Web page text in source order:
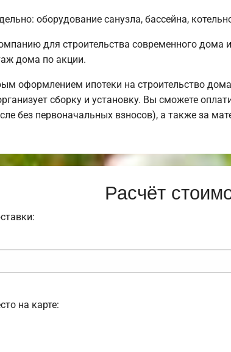
оборудование санузла, бассейна,
для строительства современного дома
дома по акции.
оформлением ипотеки на строительство
сборку и установку. Вы сможете
без первоначальных взносов), а также за
Расчёт
на карте: